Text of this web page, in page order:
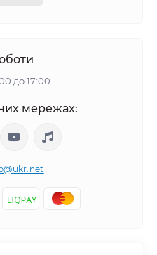
до 17:00
мережах: